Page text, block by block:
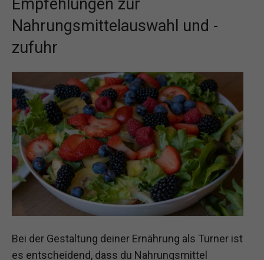
Empfehlungen zur
Nahrungsmittelauswahl und -
zufuhr
Bei der Gestaltung deiner Ernährung als Turner ist
es entscheidend, dass du Nahrungsmittel